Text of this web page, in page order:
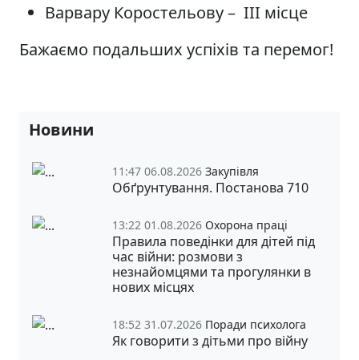
Варвару Коростельову – ІІІ місце
Бажаємо подальших успіхів та перемог!
Новини
11:47 06.08.2026 Закупівля
Обґрунтування. Постанова 710
13:22 01.08.2026 Охорона праці
Правила поведінки для дітей під
час війни: розмови з
незнайомцями та прогулянки в
нових місцях
18:52 31.07.2026 Поради психолога
Як говорити з дітьми про війну